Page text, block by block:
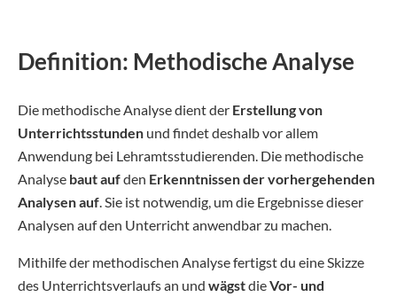
Definition: Methodische Analyse
Die methodische Analyse dient der Erstellung von
Unterrichtsstunden und findet deshalb vor allem
Anwendung bei Lehramtsstudierenden. Die methodische
Analyse bautaufden Erkenntnissen der vorhergehenden
Analysen auf. Sie ist notwendig, um die Ergebnisse dieser
Analysen auf den Unterricht anwendbar zu machen.
Mithilfe der methodischen Analyse fertigst du eine Skizze
des Unterrichtsverlaufs an und wägstdieVor- und